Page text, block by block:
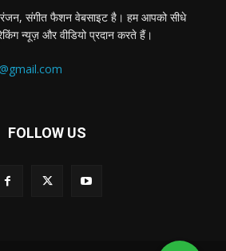
संगीत फैशन वेबसाइट है। हम आपको सीधे
न्यूज़ और वीडियो प्रदान करते हैं।
FOLLOW US